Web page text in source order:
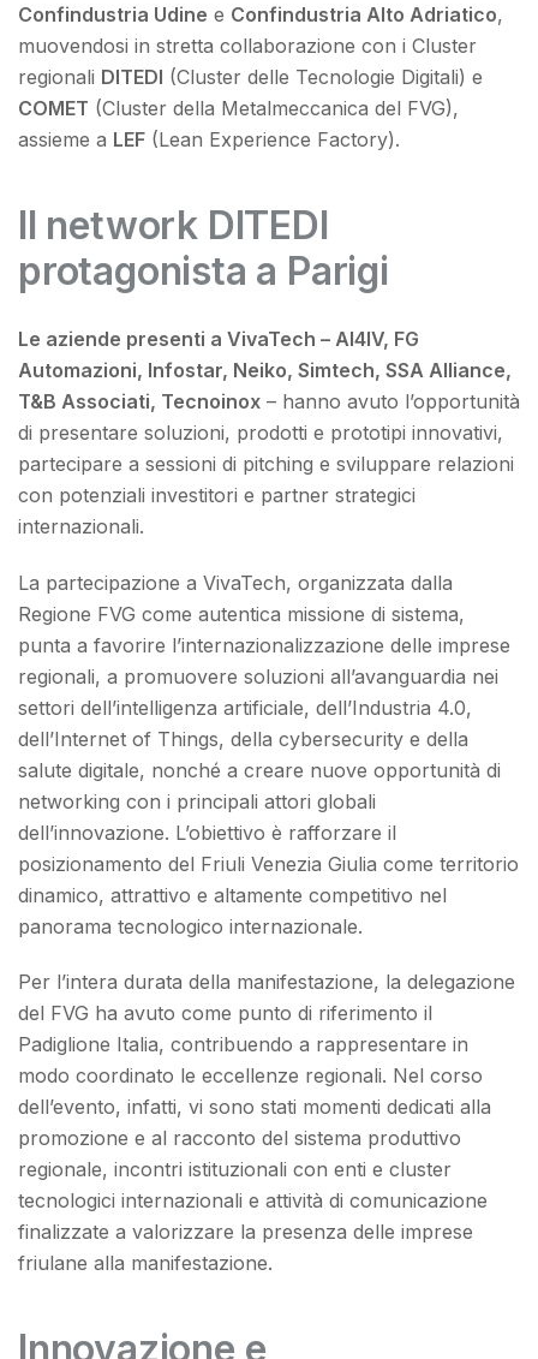
Confindustria Udine e Confindustria Alto Adriatico,
muovendosi in stretta collaborazione con i Cluster
regionali DITEDI (Cluster delle Tecnologie Digitali) e
COMET (Cluster della Metalmeccanica del FVG),
assieme a LEF (Lean Experience Factory).
Il network DITEDI
protagonista a Parigi
Le aziende presenti a VivaTech – AI4IV, FG
Automazioni, Infostar, Neiko, Simtech, SSA Alliance,
T&B Associati, Tecnoinox – hanno avuto l’opportunità
di presentare soluzioni, prodotti e prototipi innovativi,
partecipare a sessioni di pitching e sviluppare relazioni
con potenziali investitori e partner strategici
internazionali.
La partecipazione a VivaTech, organizzata dalla
Regione FVG come autentica missione di sistema,
punta a favorire l’internazionalizzazione delle imprese
regionali, a promuovere soluzioni all’avanguardia nei
settori dell’intelligenza artificiale, dell’Industria 4.0,
dell’Internet of Things, della cybersecurity e della
salute digitale, nonché a creare nuove opportunità di
networking con i principali attori globali
dell’innovazione. L’obiettivo è rafforzare il
posizionamento del Friuli Venezia Giulia come territorio
dinamico, attrattivo e altamente competitivo nel
panorama tecnologico internazionale.
Per l’intera durata della manifestazione, la delegazione
del FVG ha avuto come punto di riferimento il
Padiglione Italia, contribuendo a rappresentare in
modo coordinato le eccellenze regionali. Nel corso
dell’evento, infatti, vi sono stati momenti dedicati alla
promozione e al racconto del sistema produttivo
regionale, incontri istituzionali con enti e cluster
tecnologici internazionali e attività di comunicazione
finalizzate a valorizzare la presenza delle imprese
friulane alla manifestazione.
Innovazione e